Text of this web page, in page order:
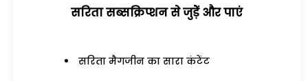
सरिता सब्सक्रिप्शन से जुड़ेें और पाएं
सरिता मैगजीन का सारा कंटेंट